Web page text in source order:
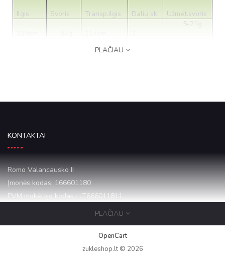
Ilgis Svoris Transp.ilgis Dalių sk. Užmet.svoris
5-21g
PLAČIAU
KONTAKTAI
Romo Valancausko II
Įmonės kodas: 166601180
PVM mokėtojo kodas : LT666011811
Mazeikiai Draugystes 16-1
zukleshop12@gmail.com
PLAČIAU
OpenCart
zukleshop.lt © 2026